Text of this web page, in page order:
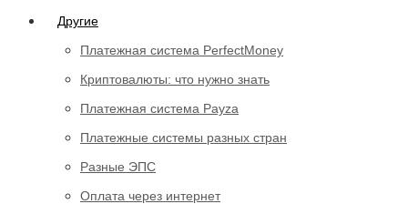
Другие
Платежная система PerfectMoney
Криптовалюты: что нужно знать
Платежная система Payza
Платежные системы разных стран
Разные ЭПС
Оплата через интернет